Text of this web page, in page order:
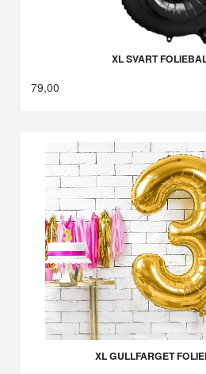
XL SVART
79,00
XL GULLFARGET